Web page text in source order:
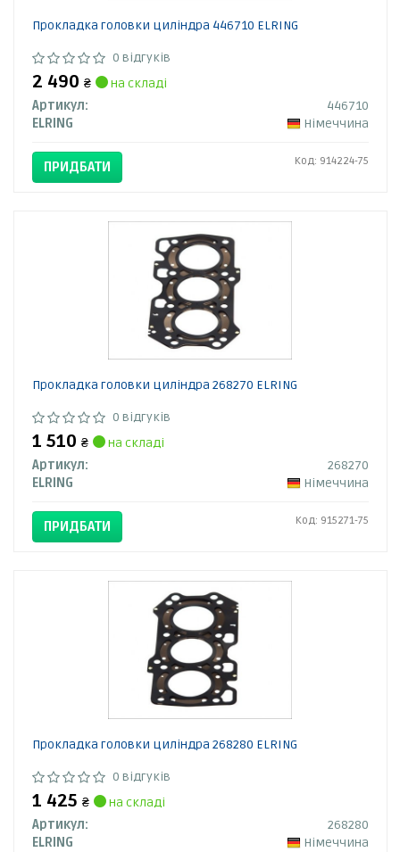
Прокладка головки циліндра 446710 ELRING
0 відгуків
2 490 ₴
на складі
Артикул:
446710
ELRING
Німеччина
ПРИДБАТИ Код: 914224-75
Прокладка головки циліндра 268270 ELRING
0 відгуків
1 510 ₴
на складі
Артикул:
268270
ELRING
Німеччина
ПРИДБАТИ Код: 915271-75
Прокладка головки циліндра 268280 ELRING
0 відгуків
1 425 ₴
на складі
Артикул:
268280
ELRING
Німеччина